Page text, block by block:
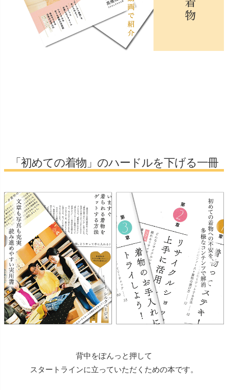
「初めての着物」のハードルを下げる一冊
背中をぽんっと押して
スタートラインに立っていただくための本です。